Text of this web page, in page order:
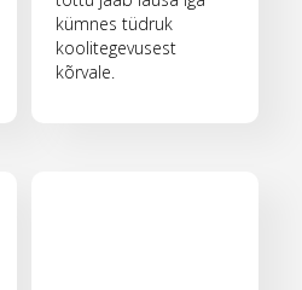
kümnes tüdruk
koolitegevusest
kõrvale.